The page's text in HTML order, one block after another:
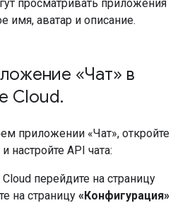
просматривать приложения
имя, аватар и описание.
«Чат» в
Cloud.
приложении «Чат», откройте
настройте API чата:
перейдите на страницу
на страницу «Конфигурация»